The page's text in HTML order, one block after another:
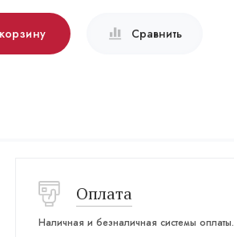
Сравнить
Оплата
Наличная и безналичная системы оплаты.